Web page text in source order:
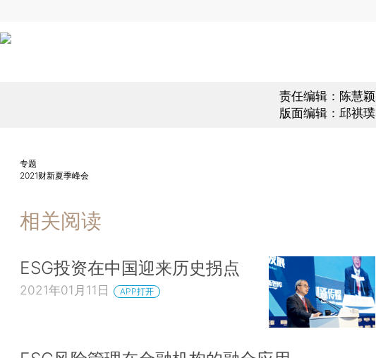
责任编辑：陈慧颖
版面编辑：邱祺璞
专题
2021财新夏季峰会
相关阅读
ESG投资在中国迎来历史拐点
2021年01月11日 APP打开